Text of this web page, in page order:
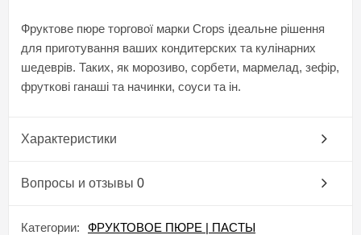
Фруктове пюре торгової марки Crops ідеальне рішення
для приготування ваших кондитерских та кулінарних
шедеврів. Таких, як морозиво, сорбети, мармелад, зефір,
фруткові ганаші та начинки, соуси та ін.
Характеристики
Вопросы и отзывы 0
Категории: ФРУКТОВОЕ ПЮРЕ | ПАСТЫ